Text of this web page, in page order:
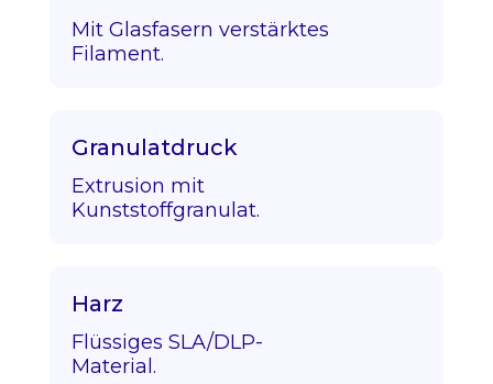
Mit Glasfasern verstärktes
Filament.
Granulatdruck
Extrusion mit
Kunststoffgranulat.
Harz
Flüssiges SLA/DLP-
Material.